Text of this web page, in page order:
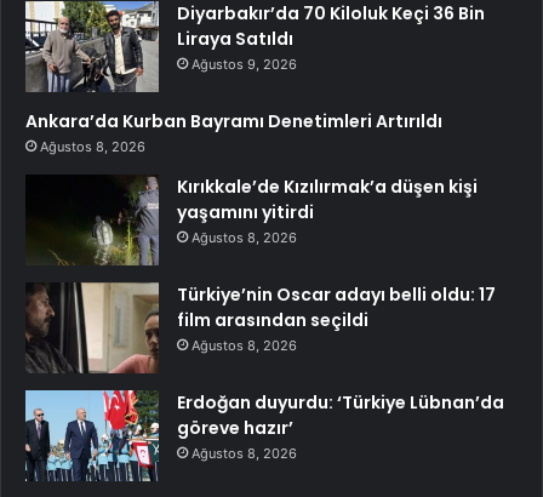
Diyarbakır’da 70 Kiloluk Keçi 36 Bin
Liraya Satıldı
Ağustos 9, 2026
Ankara’da Kurban Bayramı Denetimleri Artırıldı
Ağustos 8, 2026
Kırıkkale’de Kızılırmak’a düşen kişi
yaşamını yitirdi
Ağustos 8, 2026
Türkiye’nin Oscar adayı belli oldu: 17
film arasından seçildi
Ağustos 8, 2026
Erdoğan duyurdu: ‘Türkiye Lübnan’da
göreve hazır’
Ağustos 8, 2026